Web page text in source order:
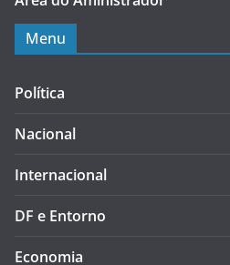
Menu
Política
Nacional
Internacional
DF e Entorno
Economia